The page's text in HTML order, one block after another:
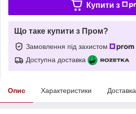
Купити з
Що таке купити з Пром?
Замовлення під захистом
Доступна доставка
Опис Характеристики Доставка